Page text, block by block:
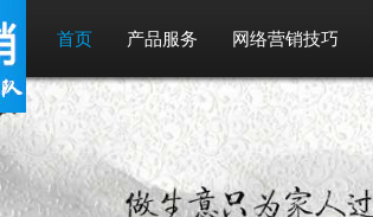
首页 产品服务 网络营销技巧